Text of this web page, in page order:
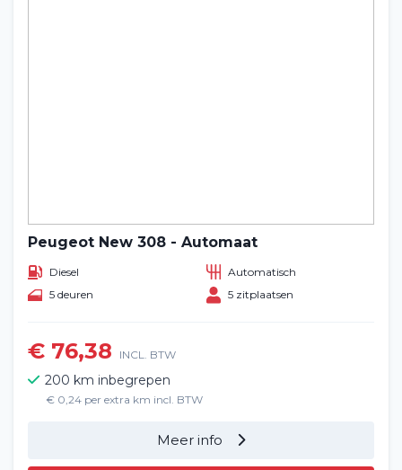
Peugeot New 308 - Automaat
Diesel
Automatisch
5 deuren
5 zitplaatsen
€ 76,38 INCL. BTW
200 km inbegrepen
€ 0,24 per extra km incl. BTW
Meer info